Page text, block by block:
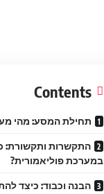
Contents
תחילת המסע: מהי
התקשרות ותקשורת:
במערכת פוליאמורית?
הבנה וכבוד: כיצד